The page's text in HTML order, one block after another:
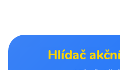
Hlídač